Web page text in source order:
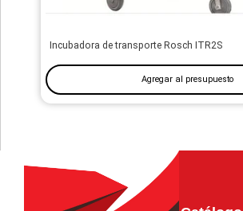
Incubadora de transporte Rosch ITR2S
Agregar al presupuesto